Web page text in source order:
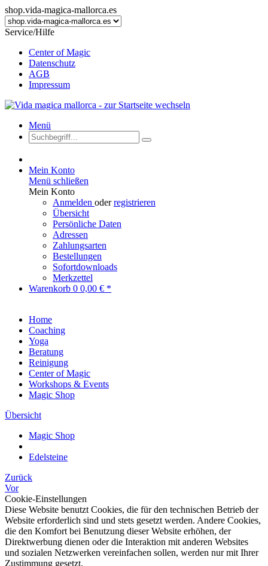
shop.vida-magica-mallorca.es
Service/Hilfe
Center of Magic
Datenschutz
AGB
Impressum
Menü
Mein Konto
Menü schließen
Mein Konto
Anmelden oderregistrieren
Übersicht
Persönliche Daten
Adressen
Zahlungsarten
Bestellungen
Sofortdownloads
Merkzettel
Warenkorb 0 0,00 € *
Home
Coaching
Yoga
Beratung
Reinigung
Center of Magic
Workshops & Events
Magic Shop
Übersicht
Magic Shop
Edelsteine
Zurück
Vor
Cookie-Einstellungen
Diese Website benutzt Cookies, die für den technischen Betrieb der
Website erforderlich sind und stets gesetzt werden. Andere Cookies,
die den Komfort bei Benutzung dieser Website erhöhen, der
Direktwerbung dienen oder die Interaktion mit anderen Websites
und sozialen Netzwerken vereinfachen sollen, werden nur mit Ihrer
Zustimmung gesetzt.